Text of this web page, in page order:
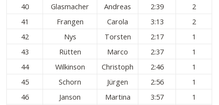
40
Glasmacher Andreas 2:39
2
41
Frangen Carola 3:13
2
42
Nys Torsten 2:17
1
43
Rütten Marco 2:37
1
44
Wilkinson Christoph 2:46
1
45
Schorn Jürgen 2:56
1
46
Janson Martina 3:57
1